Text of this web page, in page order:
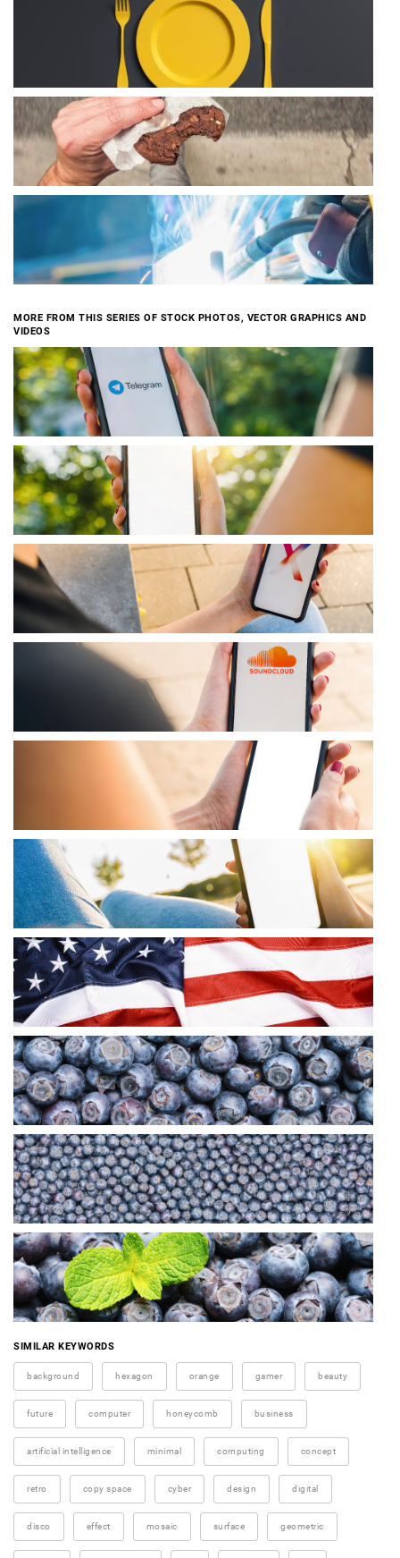
MORE FROM THIS SERIES OF STOCK PHOTOS, VECTOR GRAPHICS AND
VIDEOS
SIMILAR KEYWORDS
background hexagon orange gamer beauty
future computer honeycomb business
artificial intelligence minimal computing concept
retro copy space cyber design digital
disco effect mosaic surface geometric